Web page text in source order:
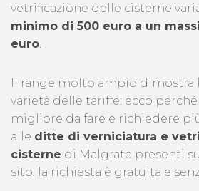
vetrificazione delle cisterne
minimo di 500 euro a un
euro.
Il range molto ampio dimostra
varietà delle tariffe: ecco perché
migliore da fare e richiedere
alle ditte di verniciatura e
cisterne di Malgrate presenti
sito: la richiesta è gratuita e